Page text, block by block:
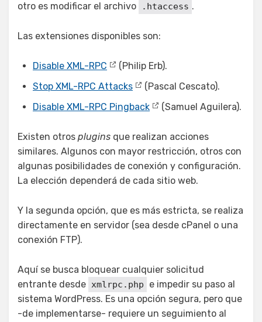
otro es modificar el archivo
.htaccess .
Las extensiones disponibles son:
Disable XML-RPC
(Philip Erb).
Stop XML-RPC Attacks
(Pascal Cescato).
Disable XML-RPC Pingback
(Samuel Aguilera).
Existen otros plugins que realizan acciones
similares. Algunos con mayor restricción, otros con
algunas posibilidades de conexión y configuración.
La elección dependerá de cada sitio web.
Y la segunda opción, que es más estricta, se realiza
directamente en servidor (sea desde cPanel o una
conexión FTP).
Aquí se busca bloquear cualquier solicitud
entrante desde xmlrpc.php
e impedir su paso al
sistema WordPress. Es una opción segura, pero que
-de implementarse- requiere un seguimiento al